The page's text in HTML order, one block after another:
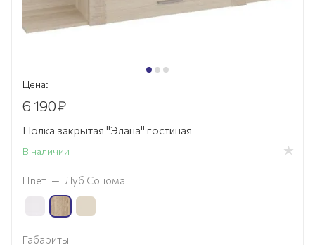
Цена:
6 190₽
Полка закрытая "Элана" гостиная
В наличии
Цвет — Дуб Сонома
Габариты